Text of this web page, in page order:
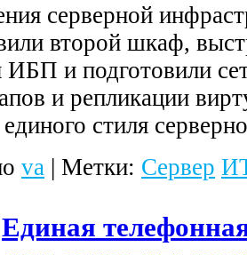
серверной
второй шкаф,
и подготовили
и репликации
стиля
va | Метки: Сервер
Единая